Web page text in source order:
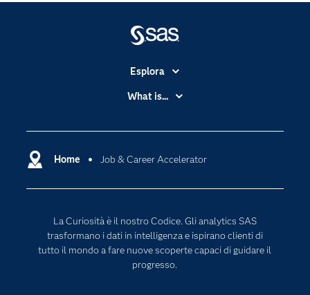
Home Job & Career Accelerator
La Curiosità è il nostro Codice. Gli analytics SAS
trasformano i dati in intelligenza e ispirano clienti di
tutto il mondo a fare nuove scoperte capaci di guidare il
progresso.
Esplora
Accessibilità
Community
Documentazione
Formazione
La nostra azienda
My SAS
What is...
Data Science
Internet of Things